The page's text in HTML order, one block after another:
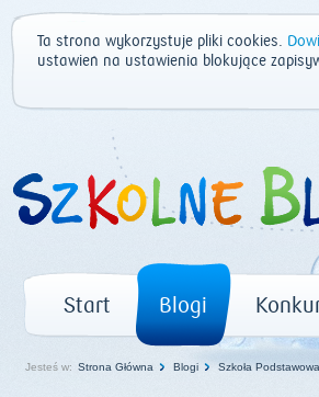
Ta strona wykorzystuje pliki cookies.
ustawień na ustawienia blokujące
Start Blogi
Jesteś w: Strona Główna Blogi Szkoła